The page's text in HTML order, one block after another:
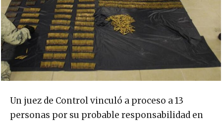
Un juez de Control vinculó a proceso a 13
personas por su probable responsabilidad en